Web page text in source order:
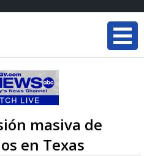
masiva de
en Texas